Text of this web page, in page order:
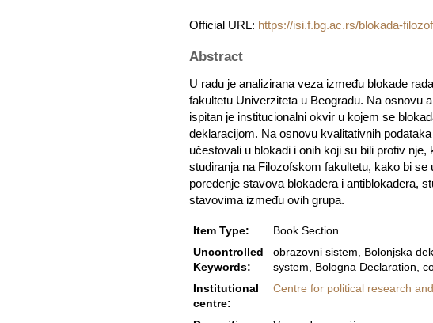
Official URL: https://isi.f.bg.ac.rs/blokada-
Abstract
U radu je analizirana veza između blokade
fakultetu Univerziteta u Beogradu. Na osnovu
ispitan je institucionalni okvir u kojem se
deklaracijom. Na osnovu kvalitativnih
učestovali u blokadi i onih koji su bili protiv
studiranja na Filozofskom fakultetu, kako bi
poređenje stavova blokadera i antiblokadera,
stavovima između ovih grupa.
Item Type:
Book Section
Uncontrolled
Keywords:
obrazovni sistem, Bolonjska
system, Bologna Declaration,
Institutional
centre:
Centre for political research